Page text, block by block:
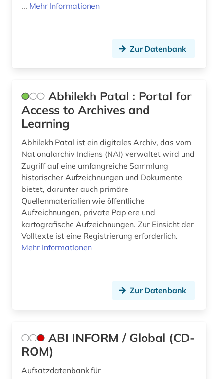
beherbergungsgewerbe tourismus
behinderung (1)
behörde (2)
beitrittsstaaten (1)
bekleidung (1)
belgien (8)
benchmarketing (1)
benchmarking (1)
bericht (1)
beruf (1)
... Mehr Informationen
Zur Datenbank
Abhilekh Patal : Portal for
Access to Archives and
Learning
Abhilekh Patal ist ein digitales Archiv, das vom
Nationalarchiv Indiens (NAI) verwaltet wird und
Zugriff auf eine umfangreiche Sammlung
historischer Aufzeichnungen und Dokumente
bietet, darunter auch primäre
Quellenmaterialien wie öffentliche
Aufzeichnungen, private Papiere und
kartografische Aufzeichnungen. Zur Einsicht der
Volltexte ist eine Registrierung erforderlich.
Mehr Informationen
Zur Datenbank
ABI INFORM / Global (CD-
ROM)
Aufsatzdatenbank für